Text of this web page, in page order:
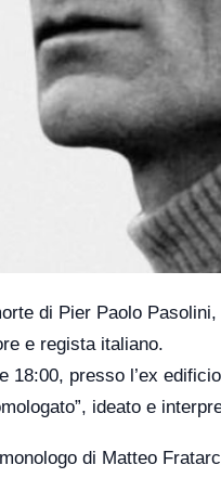
di Pier Paolo
e regista italiano.
18:00, presso l’ex
ideato e
di Matteo